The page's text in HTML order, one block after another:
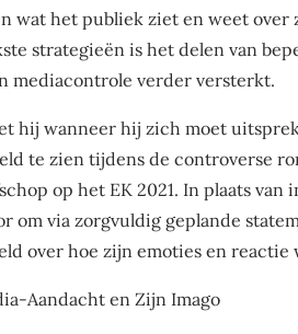
wat het publiek ziet en weet
strategieën is het delen van
mediacontrole verder versterkt.
hij wanneer hij zich moet
te zien tijdens de controverse
op het EK 2021. In plaats
om via zorgvuldig geplande
over hoe zijn emoties en
Aandacht en Zijn Imago